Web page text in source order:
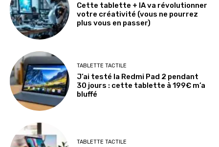
Cette tablette + IA va révolutionner
votre créativité (vous ne pourrez
plus vous en passer)
TABLETTE TACTILE
J’ai testé la Redmi Pad 2 pendant
30 jours : cette tablette à 199€ m’a
bluffé
TABLETTE TACTILE